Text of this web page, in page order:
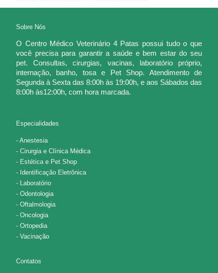
Sobre Nós
O Centro Médico Veterinário 4 Patas possui tudo o que
você precisa para garantir a saúde e bem estar do seu
pet. Consultas, cirurgias, vacinas, laboratório próprio,
internação, banho, tosa e Pet Shop. Atendimento de
Segunda à Sexta das 8:00h às 19:00h, e aos Sábados das
8:00h às12:00h, com hora marcada.
Especialidades
- Anestesia
- Cirurgia e Clínica Médica
- Estética e Pet Shop
- Identificação Eletrônica
- Laboratório
- Odontologia
- Oftalmologia
- Oncologia
- Ortopedia
- Vacinação
Contatos